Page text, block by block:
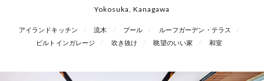
Yokosuka, Kanagawa
アイランドキッチン 流木 プール
ルーフガーデン・テラス
ビルトインガレージ
吹き抜け 眺望のいい家 和室